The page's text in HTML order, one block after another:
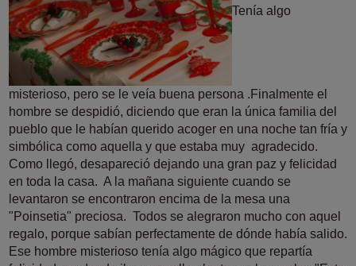
Tenía algo
misterioso, pero se le veía buena persona . Finalmente el
hombre se despidió, diciendo que eran la única familia del
pueblo que le habían querido acoger en una noche tan fría y
simbólica como aquella y que estaba muy agradecido.
Como
llegó, desapareció dejando una gran paz y felicidad
en toda la casa. A la mañana siguiente cuando se
levantaron se encontraron encima de la mesa una
"Poinsetia" preciosa. Todos se alegraron mucho con aquel
regalo, porque sabían perfectamente de dónde había salido.
Ese hombre misterioso tenía algo mágico que repartía